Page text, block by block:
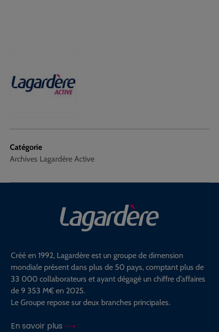
Catégorie
Archives Lagardère Active
Créé en 1992, Lagardère est un groupe de dimension
mondiale présent dans plus de 50 pays, comptant plus de
33 000 collaborateurs et ayant dégagé un chiffre d’affaires
de 9 353 M€ en 2025.
Le Groupe repose sur deux branches principales.
En savoir plus